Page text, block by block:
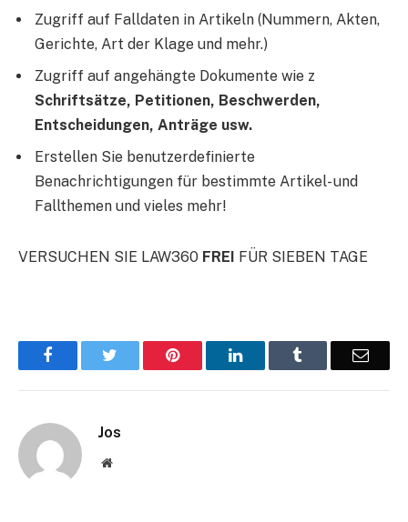
Zugriff auf Falldaten in Artikeln (Nummern, Akten,
Gerichte, Art der Klage und mehr.)
Zugriff auf angehängte Dokumente wie z
Schriftsätze, Petitionen, Beschwerden,
Entscheidungen, Anträge usw.
Erstellen Sie benutzerdefinierte
Benachrichtigungen für bestimmte Artikel- und
Fallthemen und vieles mehr!
VERSUCHEN SIE LAW360 FREI FÜR SIEBEN TAGE
Facebook Pinterest LinkedIn Email
Jos
Website